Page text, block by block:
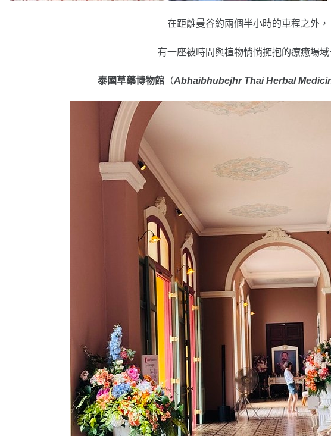
在距離曼谷約兩個半小時的車程之外，
有一座被時間與植物悄悄擁抱的療癒場域
泰國草藥博物館 （Abhaibhubejhr Thai Herbal